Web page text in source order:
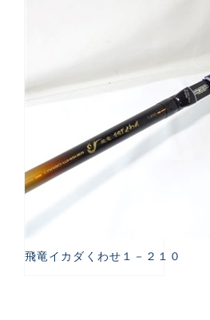
飛竜イカダくわせ１－２１０